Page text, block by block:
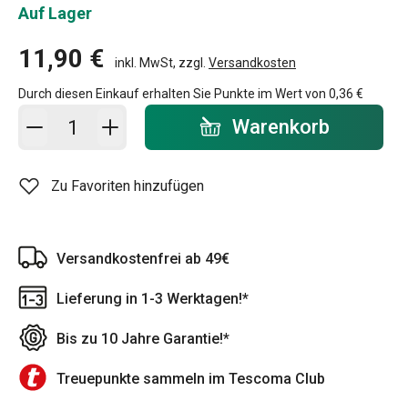
Auf Lager
11,90 € inkl. MwSt, zzgl. Versandkosten
Durch diesen Einkauf erhalten Sie Punkte im Wert von 0,36 €
In den Warenkorb - Menge Warenkorb
Zu Favoriten hinzufügen
Versandkostenfrei ab 49€
Lieferung in 1-3 Werktagen!*
Bis zu 10 Jahre Garantie!*
Treuepunkte sammeln im Tescoma Club